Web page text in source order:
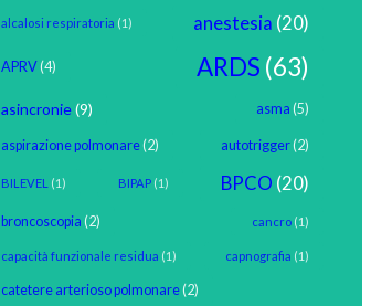
alcalosi respiratoria (1) anestesia (20)
APRV(4) ARDS (63)
asincronie(9) asma (5)
aspirazione polmonare(2) autotrigger(2)
BILEVEL (1) BIPAP (1) BPCO (20)
broncoscopia (2) cancro (1)
capacità funzionale residua (1) capnografia (1)
catetere arterioso polmonare(2)